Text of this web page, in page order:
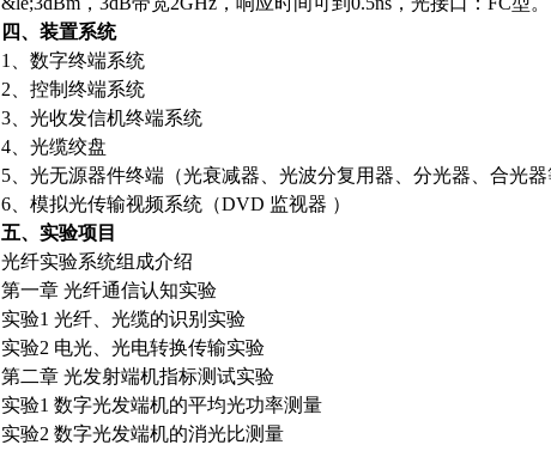
四、装置系统
1、数字终端系统
2、控制终端系统
3、光收发信机终端系统
4、光缆绞盘
5、光无源器件终端（光衰减器、光波分复用器、分光器、合光
6、模拟光传输视频系统（DVD 监视器 ）
五、实验项目
光纤实验系统组成介绍
第一章 光纤通信认知实验
实验1 光纤、光缆的识别实验
实验2 电光、光电转换传输实验
第二章 光发射端机指标测试实验
实验1 数字光发端机的平均光功率测量
实验2 数字光发端机的消光比测量